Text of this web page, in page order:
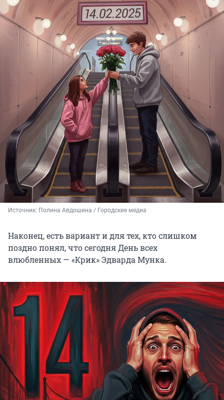
Источник: Полина Авдошина / Городские медиа
Наконец, есть вариант и для тех, кто слишком
поздно понял, что сегодня День всех
влюбленных — «Крик» Эдварда Мунка.